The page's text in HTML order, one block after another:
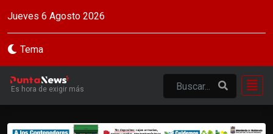
Jueves 6 Agosto 2026
Tema
Es hora de exigir más